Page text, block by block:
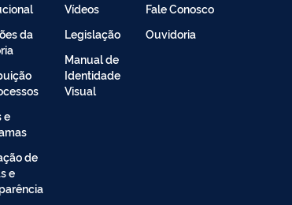
da
e
de
e
Vídeos
Legislação
Manual de
Identidade
Visual
Fale Conosco
Ouvidoria